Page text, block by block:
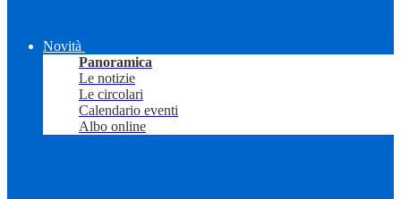
Novità
Panoramica
Le notizie
Le circolari
Calendario eventi
Albo online